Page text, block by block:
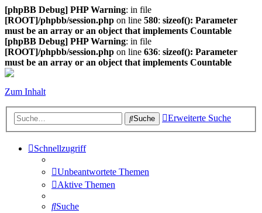
[phpBB Debug] PHP Warning: in file
[ROOT]/phpbb/session.php on line 580: sizeof(): Parameter
must be an array or an object that implements Countable
[phpBB Debug] PHP Warning: in file
[ROOT]/phpbb/session.php on line 636: sizeof(): Parameter
must be an array or an object that implements Countable
Zum Inhalt
Suche Erweiterte Suche
Schnellzugriff
Unbeantwortete Themen
Aktive Themen
Suche